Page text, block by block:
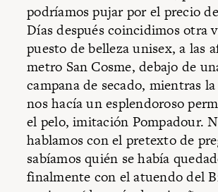
podríamos pujar por el precio
Días después coincidimos otra
puesto de belleza unisex, a las
metro San Cosme, debajo de
campana de secado, mientras
nos hacía un esplendoroso
el pelo, imitación Pompadour.
hablamos con el pretexto de
sabíamos quién se había
finalmente con el atuendo del